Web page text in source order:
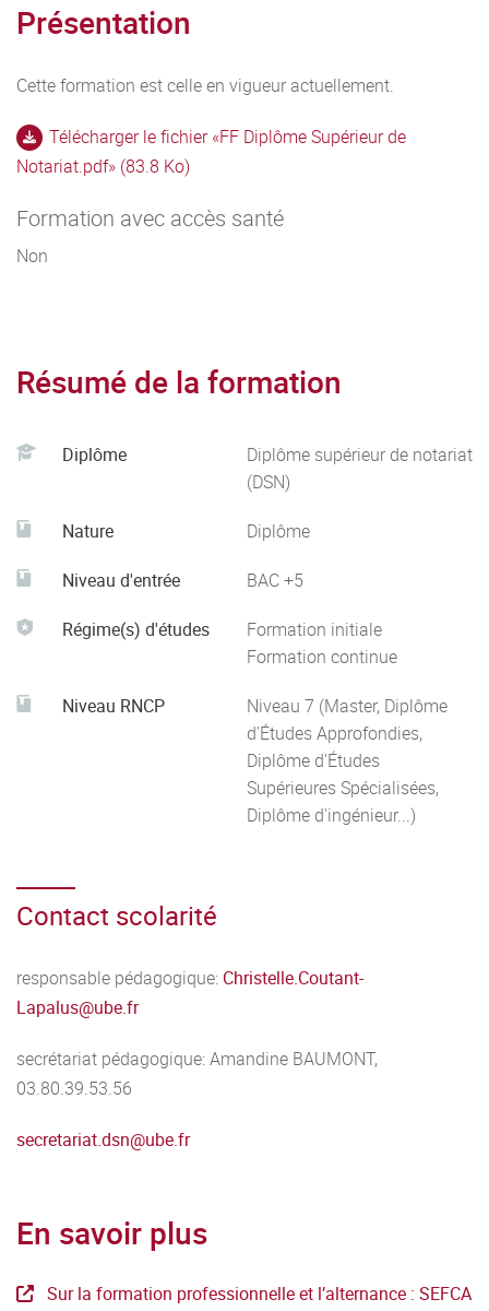
Présentation
Cette formation est celle en vigueur actuellement.
Télécharger le fichier «FF Diplôme Supérieur de
Notariat.pdf» (83.8 Ko)
Formation avec accès santé
Non
Résumé de la formation
Diplôme
Diplôme supérieur de notariat
(DSN)
Nature Diplôme
Niveau d'entrée BAC +5
Régime(s) d'études
Formation initiale
Formation continue
Niveau RNCP
Niveau 7 (Master, Diplôme
d'Études Approfondies,
Diplôme d'Études
Supérieures Spécialisées,
Diplôme d'ingénieur...)
Contact scolarité
responsable pédagogique: Christelle.Coutant-
Lapalus@ube.fr
secrétariat pédagogique: Amandine BAUMONT,
03.80.39.53.56
secretariat.dsn@ube.fr
En savoir plus
Sur la formation professionnelle et l’alternance : SEFCA